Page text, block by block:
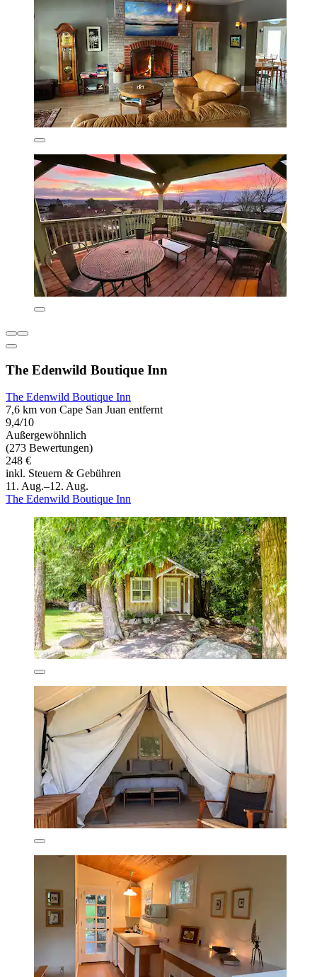
The Edenwild Boutique Inn
The Edenwild Boutique Inn
7,6 km von Cape San Juan entfernt
9,4/10
Außergewöhnlich
(273 Bewertungen)
248 €
inkl. Steuern & Gebühren
11. Aug.–12. Aug.
The Edenwild Boutique Inn